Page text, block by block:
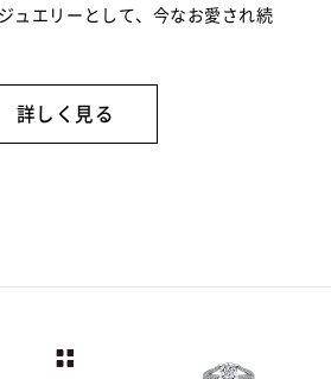
ュエリーとして、今なお愛され続
詳しく見る